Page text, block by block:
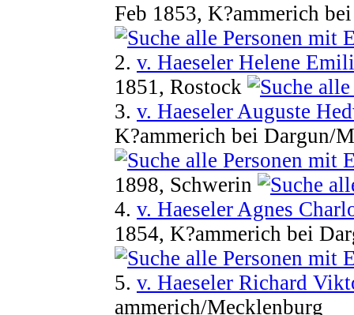
Feb 1853, K?ammerich
2. v. Haeseler Helene
1851, Rostock
3. v. Haeseler Auguste
K?ammerich bei Dargun/
1898, Schwerin
4. v. Haeseler Agnes
1854, K?ammerich bei
5. v. Haeseler Richard
ammerich/Mecklenburg